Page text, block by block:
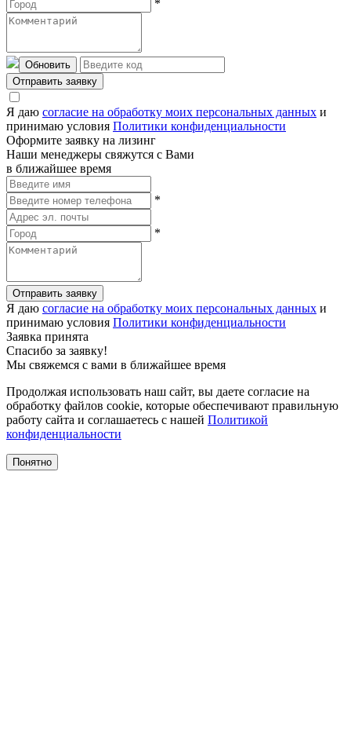
*
Обновить
Отправить заявку
Я даю согласие на обработку моих персональных данных и
принимаю условия Политики конфиденциальности
Оформите заявку на лизинг
Наши менеджеры свяжутся с Вами
в ближайшее время
*
*
Отправить заявку
Я даю согласие на обработку моих персональных данных и
принимаю условия Политики конфиденциальности
Заявка принята
Спасибо за заявку!
Мы свяжемся с вами в ближайшее время
Продолжая использовать наш сайт, вы даете согласие на
обработку файлов cookie, которые обеспечивают правильную
работу сайта и соглашаетесь с нашей Политикой
конфиденциальности
Понятно